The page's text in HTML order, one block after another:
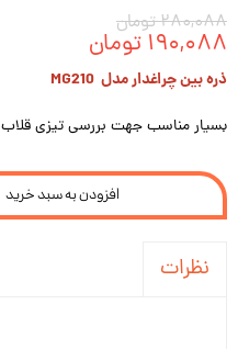
۲۸۰,۰۸۸ تومان
۱۹۰,۰۸۸ تومان
ذره بین چراغدار مدل MG210
بسیار مناسب جهت بررسی تیزی قلاب
افزودن به سبد خرید
نظرات